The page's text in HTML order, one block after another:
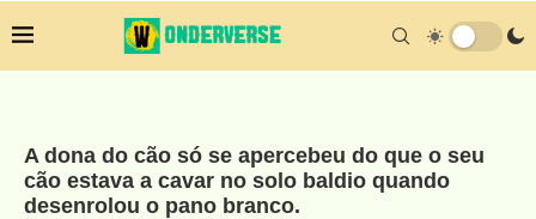
A dona do cão só se apercebeu do que o seu
cão estava a cavar no solo baldio quando
desenrolou o pano branco.